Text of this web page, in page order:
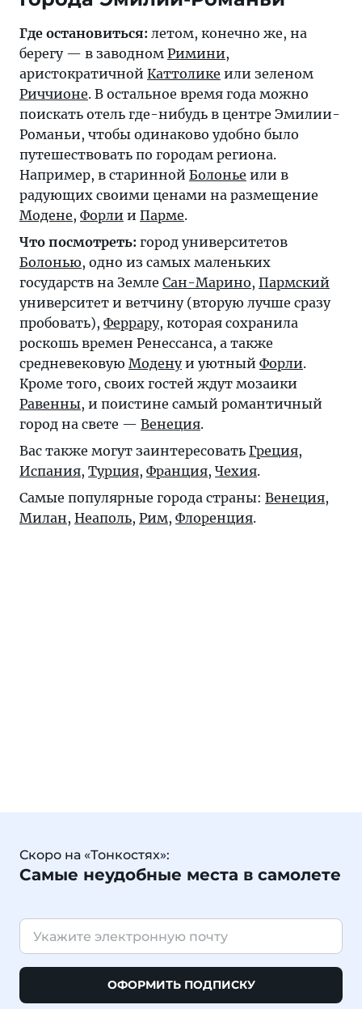
Где остановиться: летом, конечно же, на
берегу — в заводном Римини,
аристократичной Каттолике или зеленом
Риччионе. В остальное время года можно
поискать отель где-нибудь в центре Эмилии-
Романьи, чтобы одинаково удобно было
путешествовать по городам региона.
Например, в старинной Болонье или в
радующих своими ценами на размещение
Модене, Форли и Парме.
Что посмотреть: город университетов
Болонью, одно из самых маленьких
государств на Земле Сан-Марино, Пармский
университет и ветчину (вторую лучше сразу
пробовать), Феррару, которая сохранила
роскошь времен Ренессанса, а также
средневековую Моденуи уютный Форли.
Кроме того, своих гостей ждут мозаики
Равенны, и поистине самый романтичный
город на свете — Венеция.
Вас также могут заинтересовать Греция,
Испания, Турция, Франция, Чехия.
Самые популярные города страны: Венеция,
Милан, Неаполь, Рим, Флоренция.
Скоро на «Тонкостях»:
Самые неудобные места в самолете
ОФОРМИТЬ ПОДПИСКУ